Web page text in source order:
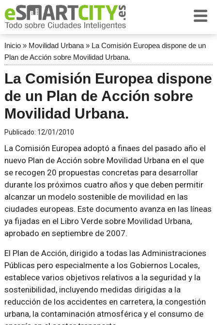
Inicio» Movilidad Urbana» La Comisión Europea dispone de un
Plan de Acción sobre Movilidad Urbana.
La Comisión Europea dispone
de un Plan de Acción sobre
Movilidad Urbana.
Publicado: 12/01/2010
La Comisión Europea adoptó a finaes del pasado año el
nuevo Plan de Acción sobre Movilidad Urbana en el que
se recogen 20 propuestas concretas para desarrollar
durante los próximos cuatro años y que deben permitir
alcanzar un modelo sostenible de movilidad en las
ciudades europeas. Este documento avanza en las líneas
ya fijadas en el Libro Verde sobre Movilidad Urbana,
aprobado en septiembre de 2007.
El Plan de Acción, dirigido a todas las Administraciones
Públicas pero especialmente a los Gobiernos Locales,
establece varios objetivos relativos a la seguridad y la
sostenibilidad, incluyendo medidas dirigidas a la
reducción de los accidentes en carretera, la congestión
urbana, la contaminación atmosférica y el consumo de